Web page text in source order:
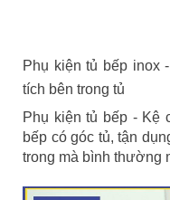
Phụ kiện tủ bếp inox
tích bên trong tủ
Phụ kiện tủ bếp - Kệ
bếp có góc tủ, tận
trong mà bình thường